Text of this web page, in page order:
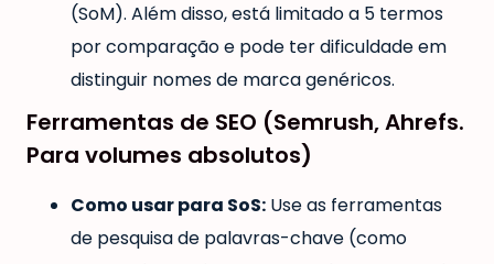
(SoM). Além disso, está limitado a 5 termos
por comparação e pode ter dificuldade em
distinguir nomes de marca genéricos.
Ferramentas de SEO (Semrush, Ahrefs.
Para volumes absolutos)
Como usar para SoS: Use as ferramentas
de pesquisa de palavras-chave (como